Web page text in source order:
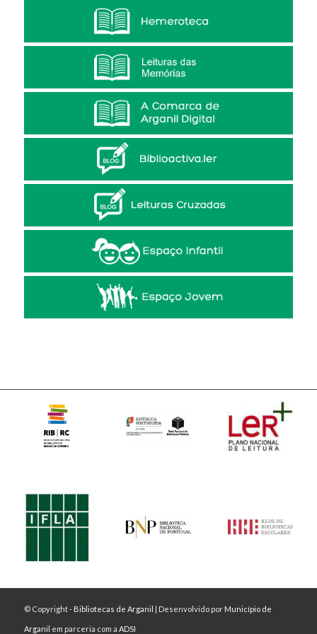
© Copyright - Bibliotecas de Arganil | Desenvolvido por Município de
Arganil em parceria com a ADSI